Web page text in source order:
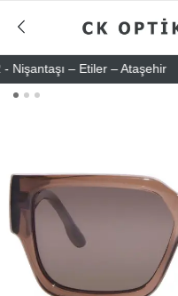
– Etiler – Ataşehir